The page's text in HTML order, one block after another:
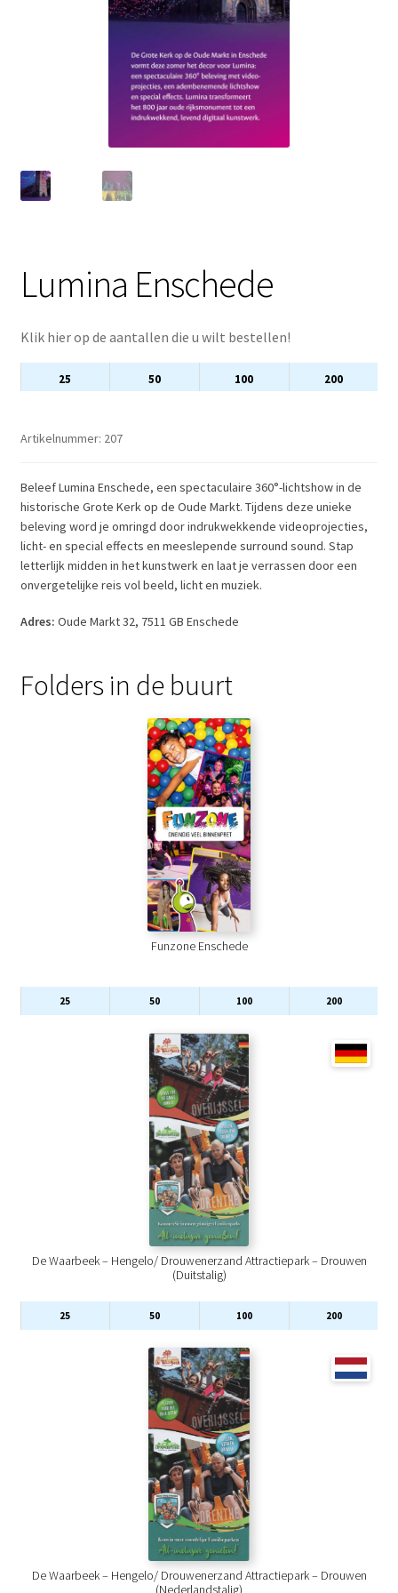
Lumina Enschede
Klik hier op de aantallen die u wilt bestellen!
25 50 100 200
Artikelnummer: 207
Beleef Lumina Enschede, een spectaculaire 360°-lichtshow in de
historische Grote Kerk op de Oude Markt. Tijdens deze unieke
beleving word je omringd door indrukwekkende videoprojecties,
licht- en special effects en meeslepende surround sound. Stap
letterlijk midden in het kunstwerk en laat je verrassen door een
onvergetelijke reis vol beeld, licht en muziek.
Adres: Oude Markt 32, 7511 GB Enschede
Folders in de buurt
Funzone Enschede
25 50 100 200
De Waarbeek – Hengelo/ Drouwenerzand Attractiepark – Drouwen
(Duitstalig)
25 50 100 200
De Waarbeek – Hengelo/ Drouwenerzand Attractiepark – Drouwen